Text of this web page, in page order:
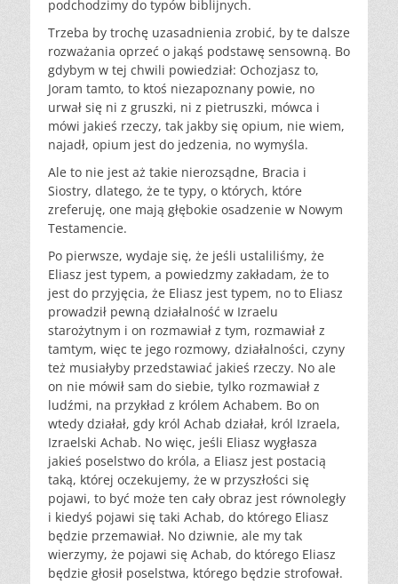
podchodzimy do typów biblijnych.
Trzeba by trochę uzasadnienia zrobić, by te dalsze
rozważania oprzeć o jakąś podstawę sensowną. Bo
gdybym w tej chwili powiedział: Ochozjasz to,
Joram tamto, to ktoś niezapoznany powie, no
urwał się ni z gruszki, ni z pietruszki, mówca i
mówi jakieś rzeczy, tak jakby się opium, nie wiem,
najadł, opium jest do jedzenia, no wymyśla.
Ale to nie jest aż takie nierozsądne, Bracia i
Siostry, dlatego, że te typy, o których, które
zreferuję, one mają głębokie osadzenie w Nowym
Testamencie.
Po pierwsze, wydaje się, że jeśli ustaliliśmy, że
Eliasz jest typem, a powiedzmy zakładam, że to
jest do przyjęcia, że Eliasz jest typem, no to Eliasz
prowadził pewną działalność w Izraelu
starożytnym i on rozmawiał z tym, rozmawiał z
tamtym, więc te jego rozmowy, działalności, czyny
też musiałyby przedstawiać jakieś rzeczy. No ale
on nie mówił sam do siebie, tylko rozmawiał z
ludźmi, na przykład z królem Achabem. Bo on
wtedy działał, gdy król Achab działał, król Izraela,
Izraelski Achab. No więc, jeśli Eliasz wygłasza
jakieś poselstwo do króla, a Eliasz jest postacią
taką, której oczekujemy, że w przyszłości się
pojawi, to być może ten cały obraz jest równoległy
i kiedyś pojawi się taki Achab, do którego Eliasz
będzie przemawiał. No dziwnie, ale my tak
wierzymy, że pojawi się Achab, do którego Eliasz
będzie głosił poselstwa, którego będzie strofował.